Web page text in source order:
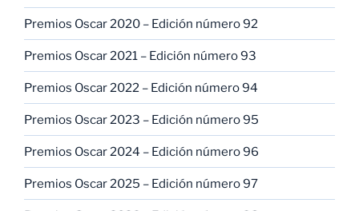
Premios Oscar 2020 – Edición número 92
Premios Oscar 2021 – Edición número 93
Premios Oscar 2022 – Edición número 94
Premios Oscar 2023 – Edición número 95
Premios Oscar 2024 – Edición número 96
Premios Oscar 2025 – Edición número 97